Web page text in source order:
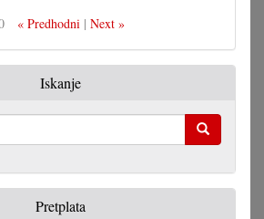
« Predhodni| Next »
Iskanje
Pretplata